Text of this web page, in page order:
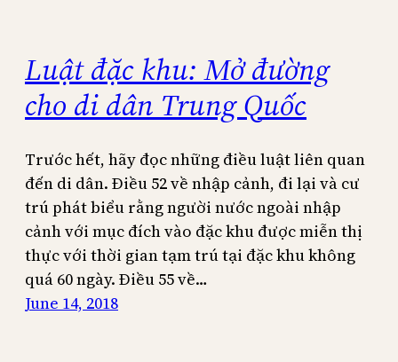
Luật đặc khu: Mở đường
cho di dân Trung Quốc
Trước hết, hãy đọc những điều luật liên quan
đến di dân. Điều 52 về nhập cảnh, đi lại và cư
trú phát biểu rằng người nước ngoài nhập
cảnh với mục đích vào đặc khu được miễn thị
thực với thời gian tạm trú tại đặc khu không
quá 60 ngày. Điều 55 về…
June 14, 2018